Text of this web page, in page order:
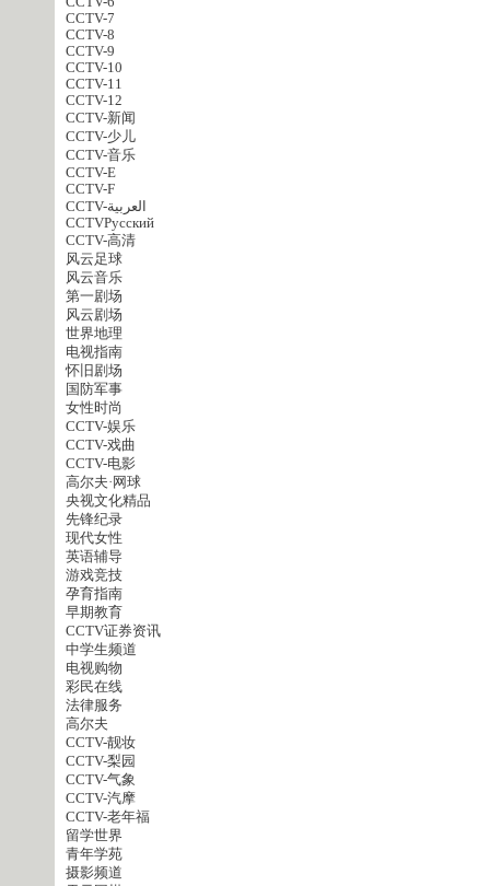
CCTV-7
CCTV-8
CCTV-9
CCTV-10
CCTV-11
CCTV-12
CCTV-新闻
CCTV-少儿
CCTV-音乐
CCTV-E
CCTV-F
CCTV-العربية
CCTVPусский
CCTV-高清
风云足球
风云音乐
第一剧场
风云剧场
世界地理
电视指南
怀旧剧场
国防军事
女性时尚
CCTV-娱乐
CCTV-戏曲
CCTV-电影
高尔夫·网球
央视文化精品
先锋纪录
现代女性
英语辅导
游戏竞技
孕育指南
早期教育
CCTV证券资讯
中学生频道
电视购物
彩民在线
法律服务
高尔夫
CCTV-靓妆
CCTV-梨园
CCTV-气象
CCTV-汽摩
CCTV-老年福
留学世界
青年学苑
摄影频道